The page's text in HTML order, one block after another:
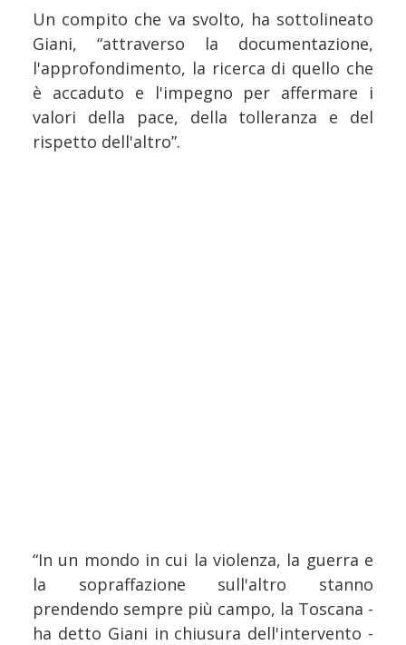
Un compito che va svolto, ha sottolineato
Giani, “attraverso la documentazione,
l'approfondimento, la ricerca di quello che
è accaduto e l'impegno per affermare i
valori della pace, della tolleranza e del
rispetto dell'altro”.
“In un mondo in cui la violenza, la guerra e
la sopraffazione sull'altro stanno
prendendo sempre più campo, la Toscana -
ha detto Giani in chiusura dell'intervento -